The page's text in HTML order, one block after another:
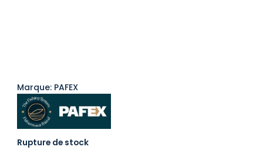
Marque: PAFEX
Rupture de stock